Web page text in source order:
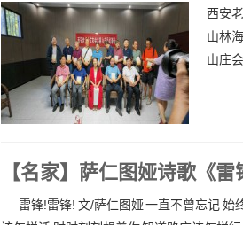
西安
山林
山庄
【名家】萨仁图娅诗歌《雷
雷锋!雷锋! 文/萨仁图娅 一直不曾忘记 始